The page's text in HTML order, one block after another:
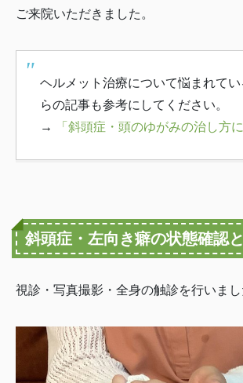
ご来院いただきました。
ヘルメット治療について悩まれてい
らの記事も参考にしてください。
→
「斜頭症・頭のゆがみの治し方に
斜頭症・左向き癖の状態確認
視診・写真撮影・全身の触診を行いまし